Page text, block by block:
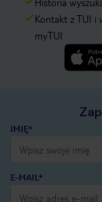
Kontakt z TUI i
myTUI
IMIĘ*
E-MAIL*